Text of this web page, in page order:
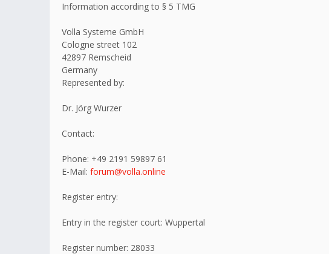
Information according to § 5 TMG
Volla Systeme GmbH
Cologne street 102
42897 Remscheid
Germany
Represented by:
Dr. Jörg Wurzer
Contact:
Phone: +49 2191 59897 61
E-Mail: forum@volla.online
Register entry:
Entry in the register court: Wuppertal
Register number: 28033